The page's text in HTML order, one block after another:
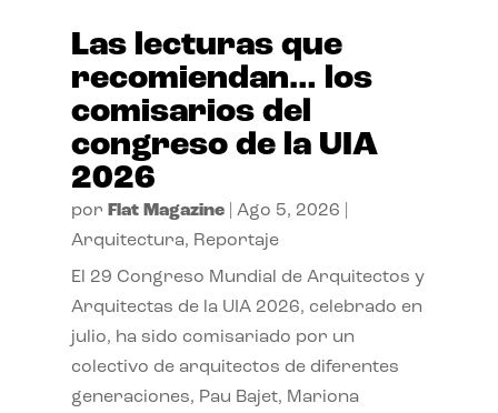
Las lecturas que
recomiendan… los
comisarios del
congreso de la UIA
2026
por Flat Magazine| Ago 5, 2026
Arquitectura, Reportaje
El 29 Congreso Mundial de Arquitectos y
Arquitectas de la UIA 2026, celebrado en
julio, ha sido comisariado por un
colectivo de arquitectos de diferentes
generaciones, Pau Bajet, Mariona